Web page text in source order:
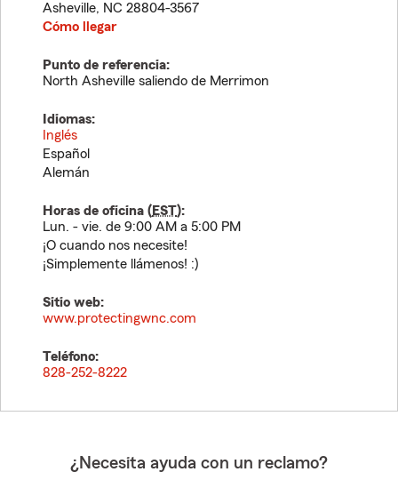
Asheville, NC 28804-3567
Cómo llegar
Punto de referencia:
North Asheville saliendo de Merrimon
Idiomas:
Inglés
Español
Alemán
Horas de oficina (EST):
Lun. - vie. de 9:00 AM a 5:00 PM
¡O cuando nos necesite!
¡Simplemente llámenos! :)
Sitio web:
www.protectingwnc.com
Teléfono:
828-252-8222
¿Necesita ayuda con un reclamo?